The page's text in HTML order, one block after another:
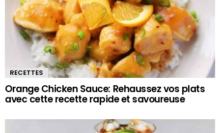
RECETTES
Orange Chicken Sauce: Rehaussez vos plats
avec cette recette rapide et savoureuse